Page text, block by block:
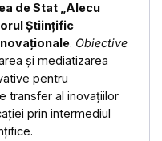
de Stat „Alecu
Științific
. Obiective
și mediatizarea
pentru
transfer al inovațiilor
prin intermediul